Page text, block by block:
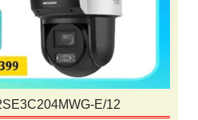
E/12